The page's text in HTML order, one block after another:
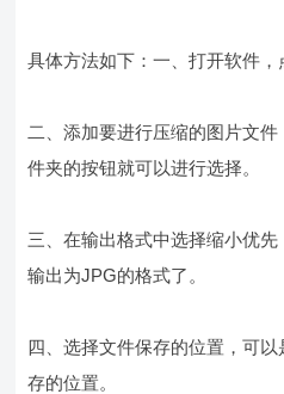
具体方法如下：一、打开软件，
二、添加要进行压缩的图片文
件夹的按钮就可以进行选择。
三、在输出格式中选择缩小优
输出为JPG的格式了。
四、选择文件保存的位置，可
存的位置。